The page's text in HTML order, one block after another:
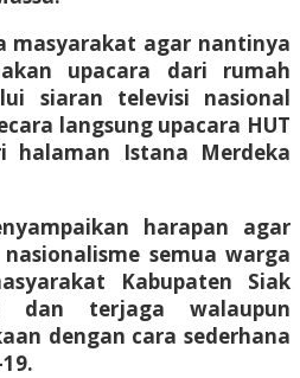
masyarakat agar nantinya
upacara dari rumah
siaran televisi nasional
langsung upacara HUT
halaman Istana Merdeka
harapan agar
semua warga
Kabupaten Siak
dan terjaga walaupun
dengan cara sederhana